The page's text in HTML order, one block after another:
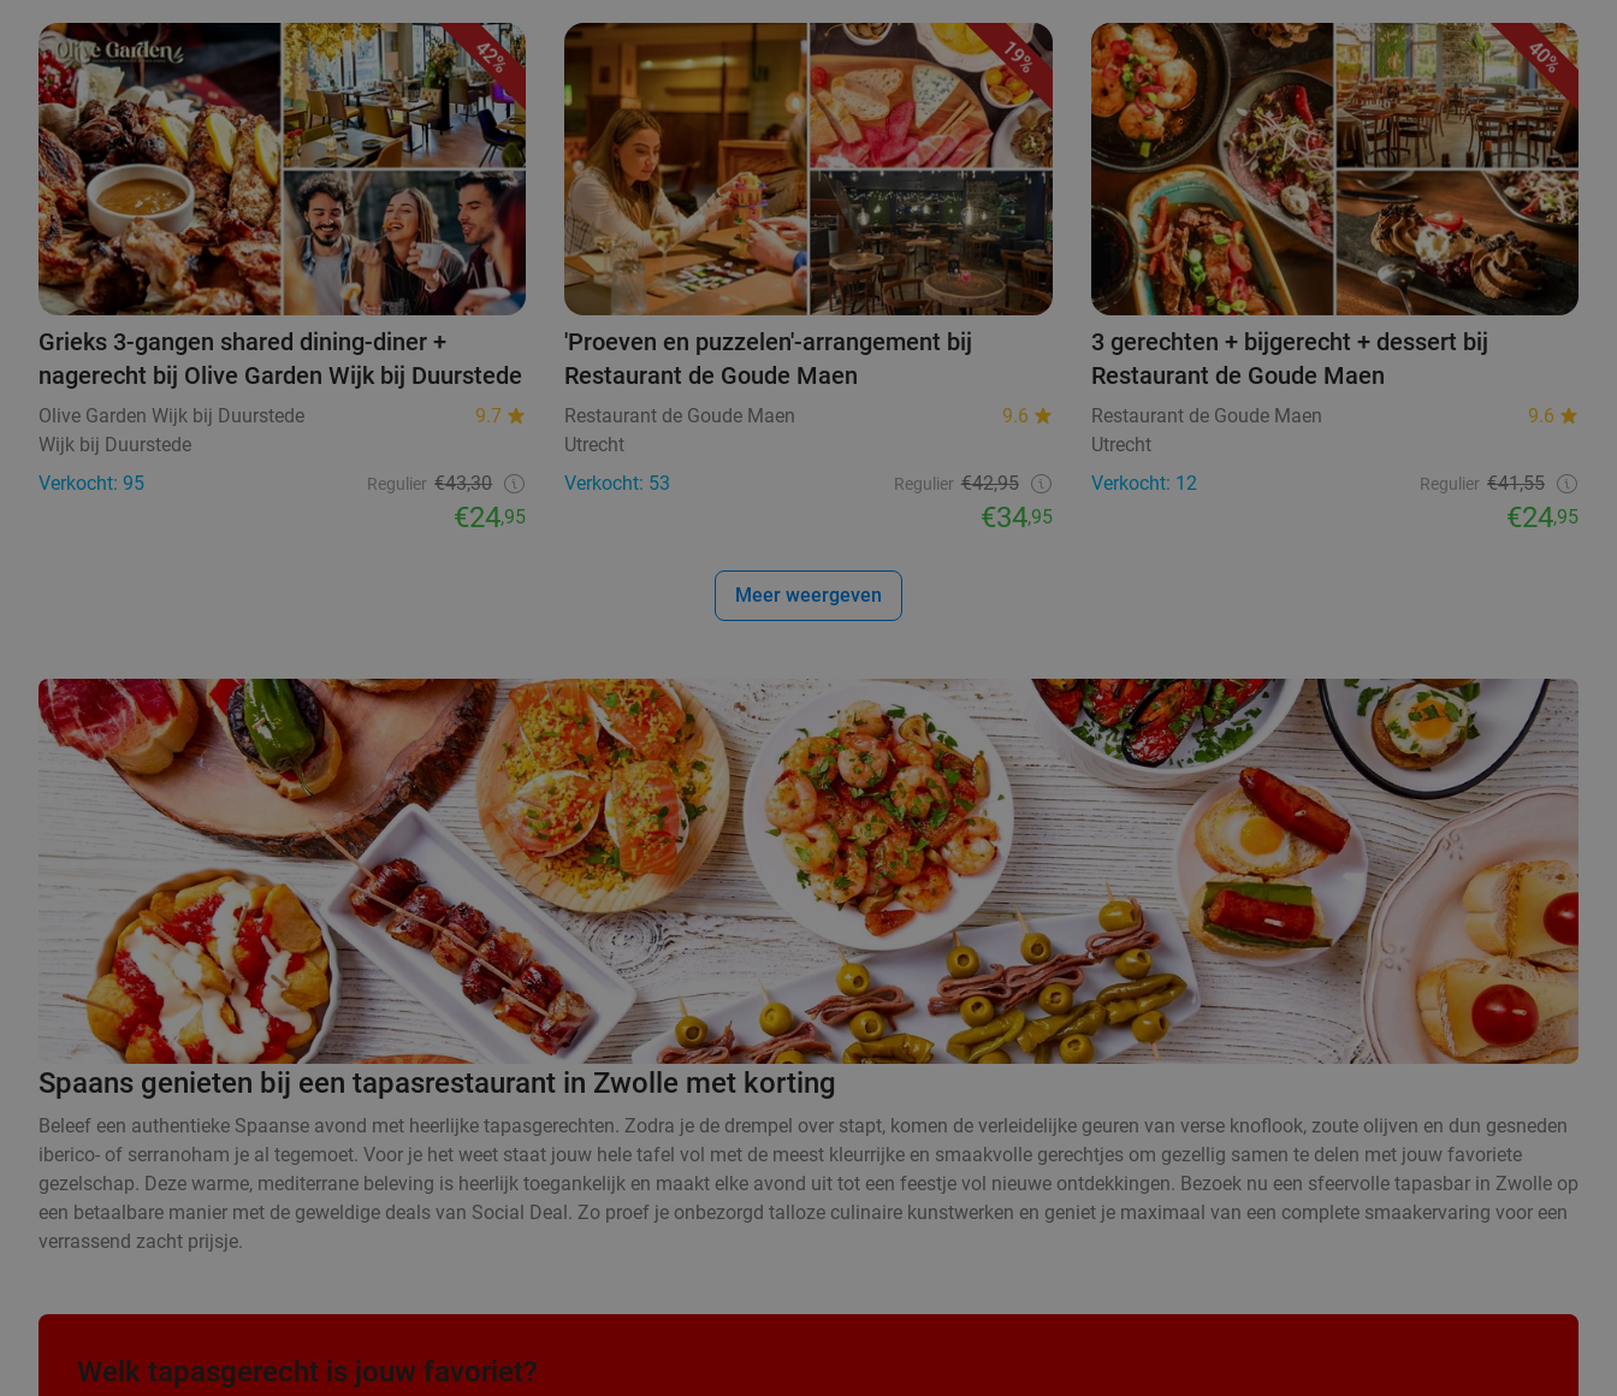
42%
Grieks 3-gangen shared dining-diner +
nagerecht bij Olive Garden Wijk bij Duurstede
Olive Garden Wijk bij Duurstede
9.7
Wijk bij Duurstede
Verkocht: 95
Regulier €43,30
€24,95
19%
'Proeven en puzzelen'-arrangement bij
Restaurant de Goude Maen
Restaurant de Goude Maen
9.6
Utrecht
Verkocht: 53
Regulier €42,95
€34,95
40%
3 gerechten + bijgerecht + dessert bij
Restaurant de Goude Maen
Restaurant de Goude Maen
9.6
Utrecht
Verkocht: 12
Regulier €41,55
€24,95
Meer weergeven
Spaans genieten bij een tapasrestaurant in Zwolle met korting
Beleef een authentieke Spaanse avond met heerlijke tapasgerechten. Zodra je de drempel over stapt, komen de verleidelijke geuren van verse knoflook, zoute olijven en dun gesneden
iberico- of serranoham je al tegemoet. Voor je het weet staat jouw hele tafel vol met de meest kleurrijke en smaakvolle gerechtjes om gezellig samen te delen met jouw favoriete
gezelschap. Deze warme, mediterrane beleving is heerlijk toegankelijk en maakt elke avond uit tot een feestje vol nieuwe ontdekkingen. Bezoek nu een sfeervolle tapasbar in Zwolle op
een betaalbare manier met de geweldige deals van Social Deal. Zo proef je onbezorgd talloze culinaire kunstwerken en geniet je maximaal van een complete smaakervaring voor een
verrassend zacht prijsje.
Welk tapasgerecht is jouw favoriet?